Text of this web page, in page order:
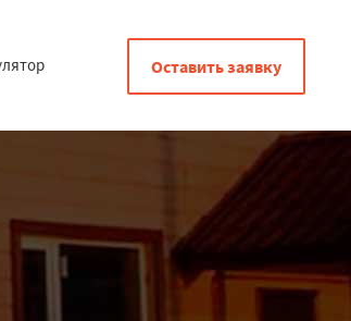
Оставить заявку